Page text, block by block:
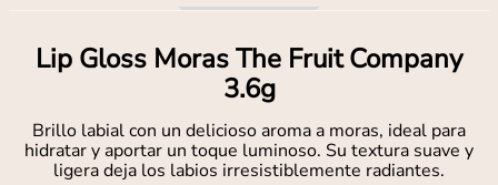
Lip Gloss Moras The Fruit Company
3.6g
Brillo labial con un delicioso aroma a moras, ideal para
hidratar y aportar un toque luminoso. Su textura suave y
ligera deja los labios irresistiblemente radiantes.